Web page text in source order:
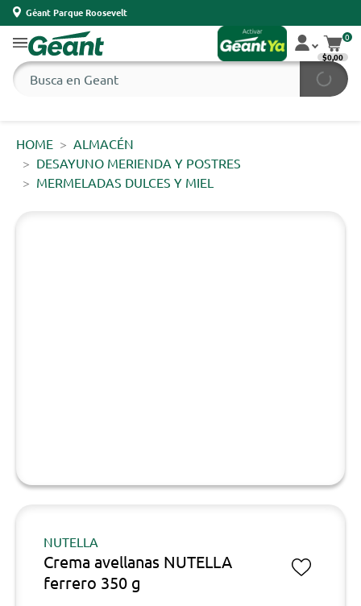
Géant Parque Roosevelt
0
$0,00
HOME
ALMACÉN
DESAYUNO MERIENDA Y POSTRES
MERMELADAS DULCES Y MIEL
NUTELLA
Crema avellanas NUTELLA
ferrero 350 g